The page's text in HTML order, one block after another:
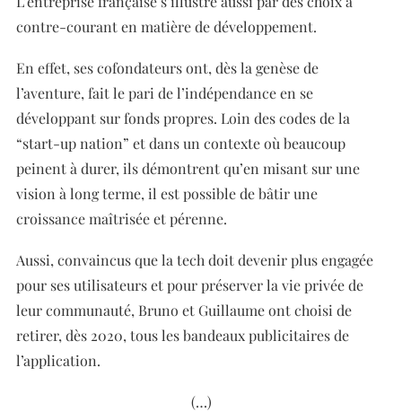
contre-courant en matière de développement.
En effet, ses cofondateurs ont, dès la genèse de
l’aventure, fait le pari de l’indépendance en se
développant sur fonds propres. Loin des codes de la
“start-up nation” et dans un contexte où beaucoup
peinent à durer, ils démontrent qu’en misant sur une
vision à long terme, il est possible de bâtir une
croissance maîtrisée et pérenne.
Aussi, convaincus que la tech doit devenir plus engagée
pour ses utilisateurs et pour préserver la vie privée de
leur communauté, Bruno et Guillaume ont choisi de
retirer, dès 2020, tous les bandeaux publicitaires de
l’application.
(…)